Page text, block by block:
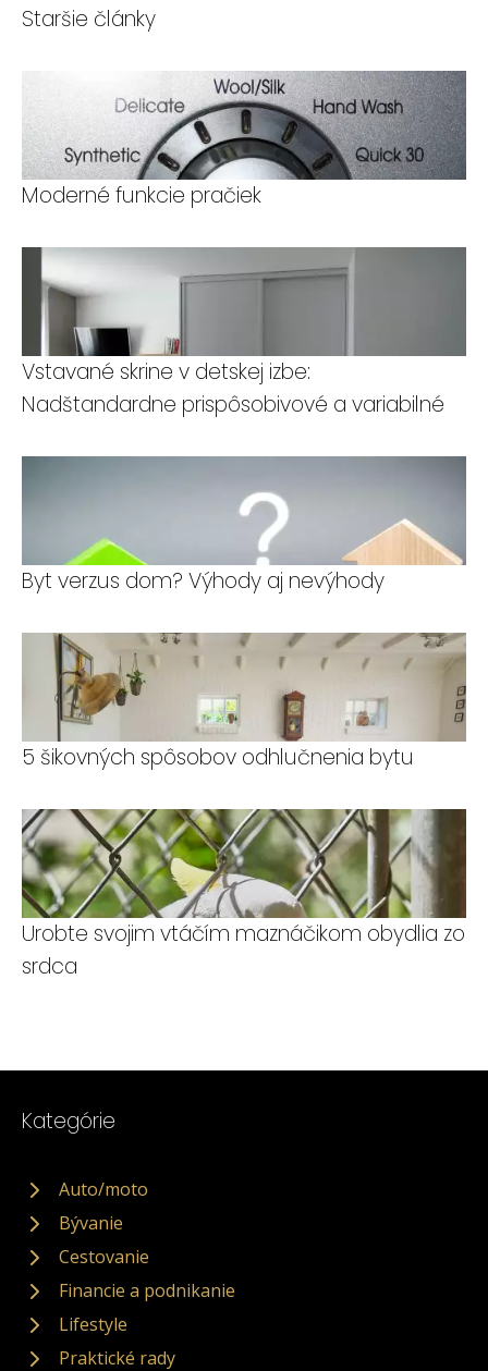
Staršie články
Moderné funkcie pračiek
Vstavané skrine v detskej izbe:
Nadštandardne prispôsobivové a variabilné
Byt verzus dom? Výhody aj nevýhody
5 šikovných spôsobov odhlučnenia bytu
Urobte svojim vtáčím maznáčikom obydlia zo
srdca
Kategórie
Auto/moto
Bývanie
Cestovanie
Financie a podnikanie
Lifestyle
Praktické rady